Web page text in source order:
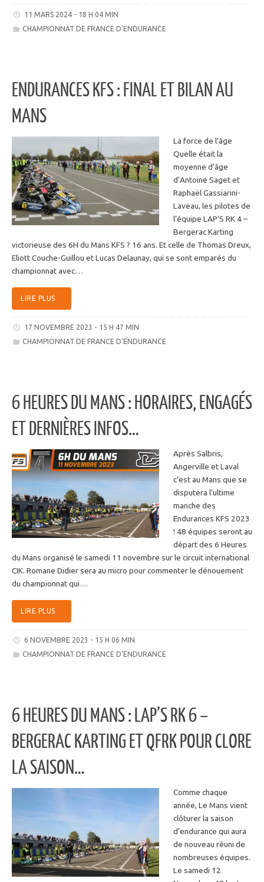
11 MARS 2024 - 18 H 04 MIN
CHAMPIONNAT DE FRANCE D'ENDURANCE
ENDURANCES KFS : FINAL ET BILAN AU
MANS
La force de l’âge
Quelle était la
moyenne d’âge
d’Antoine Saget et
Raphaël Gassiarini-
Laveau, les pilotes de
l’équipe LAP’S RK 4 –
Bergerac Karting
victorieuse des 6H du Mans KFS ? 16 ans. Et celle de Thomas Dreux,
Eliott Couche-Guillou et Lucas Delaunay, qui se sont emparés du
championnat avec…
LIRE PLUS
17 NOVEMBRE 2023 - 15 H 47 MIN
CHAMPIONNAT DE FRANCE D'ENDURANCE
6 HEURES DU MANS : HORAIRES, ENGAGÉS
ET DERNIÈRES INFOS…
Après Salbris,
Angerville et Laval
c’est au Mans que se
disputera l’ultime
manche des
Endurances KFS 2023
! 48 équipes seront au
départ des 6 Heures
du Mans organisé le samedi 11 novembre sur le circuit international
CIK. Romane Didier sera au micro pour commenter le dénouement
du championnat qui…
LIRE PLUS
6 NOVEMBRE 2023 - 15 H 06 MIN
CHAMPIONNAT DE FRANCE D'ENDURANCE
6 HEURES DU MANS : LAP’S RK 6 –
BERGERAC KARTING ET QFRK POUR CLORE
LA SAISON…
Comme chaque
année, Le Mans vient
clôturer la saison
d’endurance qui aura
de nouveau réuni de
nombreuses équipes.
Le samedi 12